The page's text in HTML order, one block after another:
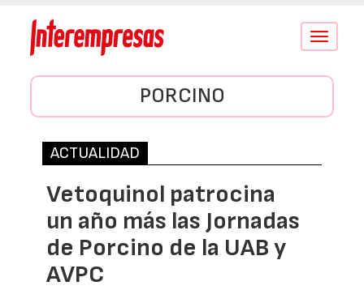
Conmutar
PORCINO
ACTUALIDAD
Vetoquinol patrocina
un año más las Jornadas
de Porcino de la UAB y
AVPC